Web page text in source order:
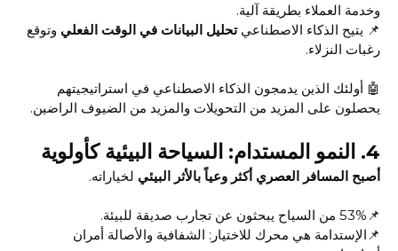
وخدمة العملاء بطريقة آلية.
📌 يتيح الذكاء الاصطناعيتحليل البيانات في الوقت الفعلي وتوقع
رغبات النزلاء.
🤖 أولئك الذين يدمجون الذكاء الاصطناعي في استراتيجيتهم
يحصلون على المزيد من التحويلات والمزيد من الضيوف الراضين.
4. النمو المستدام: السياحة البيئية كأولوية
أصبح المسافر العصري أكثر وعياً بالأثر البيئي لخياراته.
📌53% من السياح يبحثون عن تجارب صديقة للبيئة.
📌الإستدامة هي محرك للاختيار: الشفافية والأصالة أمران